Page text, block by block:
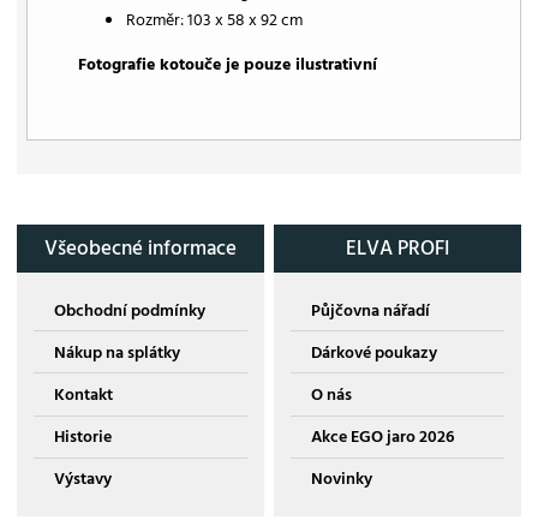
Rozměr: 103 x 58 x 92 cm
Fotografie kotouče je pouze ilustrativní
Všeobecné informace
Obchodní podmínky
Nákup na splátky
Kontakt
Historie
Výstavy
ELVA PROFI
Půjčovna nářadí
Dárkové poukazy
O nás
Akce EGO jaro 2026
Novinky